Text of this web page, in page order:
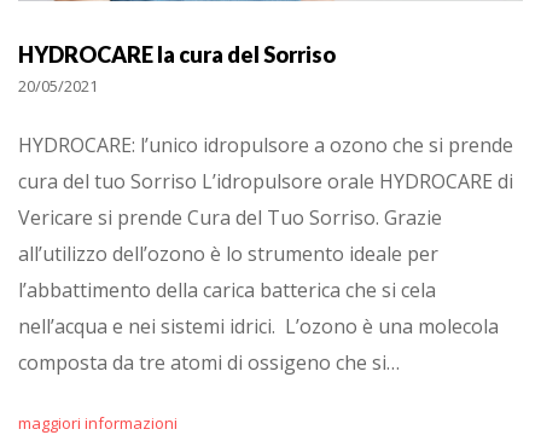
HYDROCARE la cura del Sorriso
20/05/2021
HYDROCARE: l’unico idropulsore a ozono che si prende
cura del tuo Sorriso L’idropulsore orale HYDROCARE di
Vericare si prende Cura del Tuo Sorriso. Grazie
all’utilizzo dell’ozono è lo strumento ideale per
l’abbattimento della carica batterica che si cela
nell’acqua e nei sistemi idrici. L’ozono è una molecola
composta da tre atomi di ossigeno che si…
maggiori informazioni